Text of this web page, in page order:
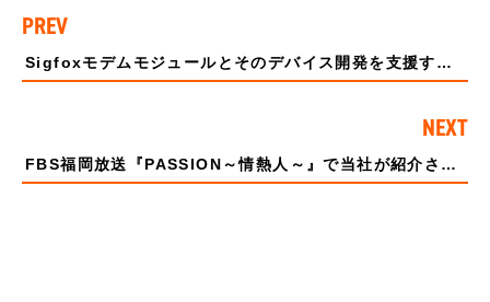
PREV
Sigfoxモデムモジュールとそのデバイス開発を支援する開発ボードSonicBoard Sigfoxを2020年9月に新発売
NEXT
FBS福岡放送『PASSION～情熱人～』で当社が紹介されます